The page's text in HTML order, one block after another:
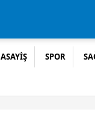
ASAYİŞ SPOR